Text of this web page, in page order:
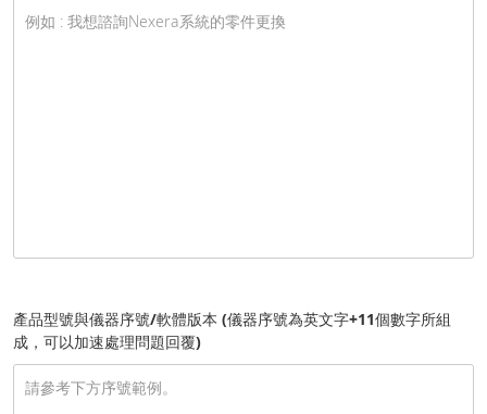
產品型號與儀器序號/軟體版本 (儀器序號為英文字+11個數字所組
成，可以加速處理問題回覆)